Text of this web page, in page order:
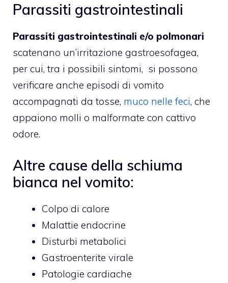
Parassiti gastrointestinali
Parassiti gastrointestinali e/o polmonari
scatenano un’irritazione gastroesofagea,
per cui, tra i possibili sintomi, si possono
verificare anche episodi di vomito
accompagnati da tosse, muco nelle feci, che
appaiono molli o malformate con cattivo
odore.
Altre cause della schiuma
bianca nel vomito:
Colpo di calore
Malattie endocrine
Disturbi metabolici
Gastroenterite virale
Patologie cardiache